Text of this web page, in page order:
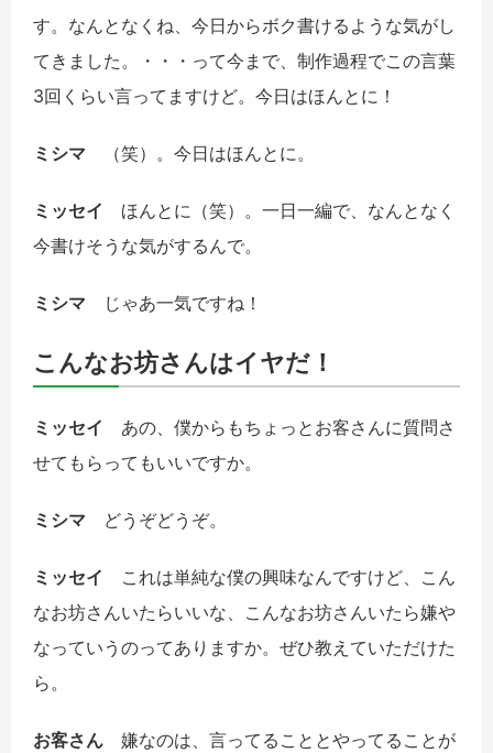
す。なんとなくね、今日からボク書けるような気がし
てきました。・・・って今まで、制作過程でこの言葉
3回くらい言ってますけど。今日はほんとに！
ミシマ （笑）。今日はほんとに。
ミッセイ ほんとに（笑）。一日一編で、なんとなく
今書けそうな気がするんで。
ミシマ じゃあ一気ですね！
こんなお坊さんはイヤだ！
ミッセイ あの、僕からもちょっとお客さんに質問さ
せてもらってもいいですか。
ミシマ どうぞどうぞ。
ミッセイ これは単純な僕の興味なんですけど、こん
なお坊さんいたらいいな、こんなお坊さんいたら嫌や
なっていうのってありますか。ぜひ教えていただけた
ら。
お客さん
嫌なのは、言ってることとやってることが